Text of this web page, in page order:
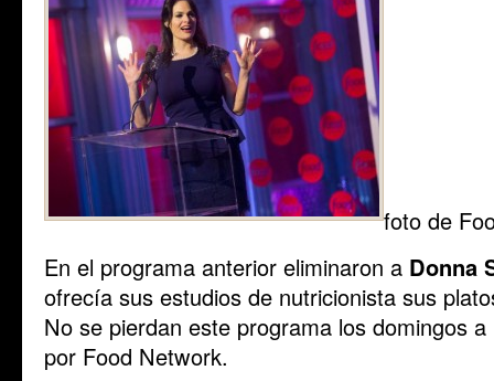
foto de
En el programa anterior eliminaron a Donna
ofrecía sus estudios de nutricionista sus
No se pierdan este programa los domingos
por Food Network.